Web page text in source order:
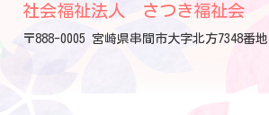
社会福祉法人 さつき福祉会
〒888-0005 宮崎県串間市大字北方7348番地